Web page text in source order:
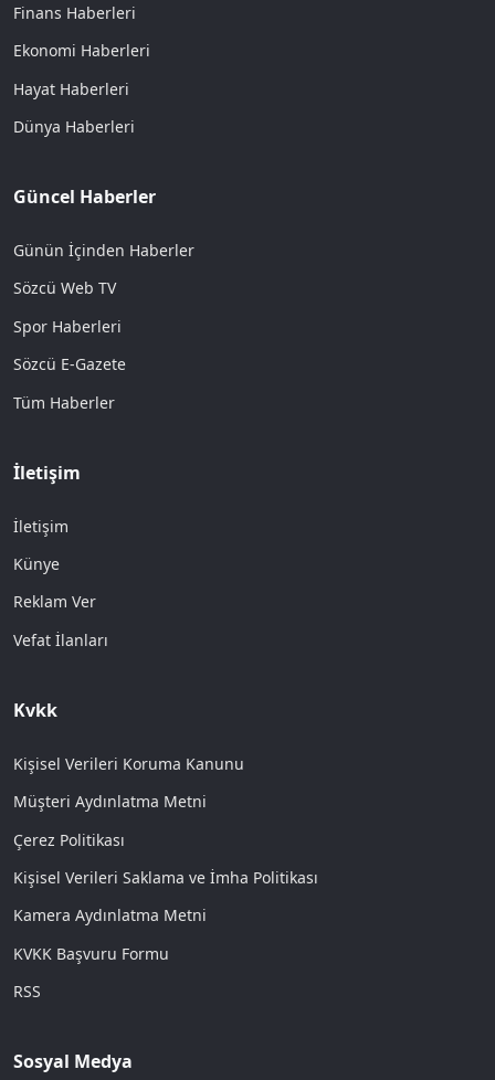
Finans Haberleri
Ekonomi Haberleri
Hayat Haberleri
Dünya Haberleri
Güncel Haberler
Günün İçinden Haberler
Sözcü Web TV
Spor Haberleri
Sözcü E-Gazete
Tüm Haberler
İletişim
İletişim
Künye
Reklam Ver
Vefat İlanları
Kvkk
Kişisel Verileri Koruma Kanunu
Müşteri Aydınlatma Metni
Çerez Politikası
Kişisel Verileri Saklama ve İmha Politikası
Kamera Aydınlatma Metni
KVKK Başvuru Formu
RSS
Sosyal Medya